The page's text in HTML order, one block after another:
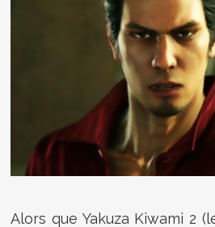
Alors que Yakuza Kiwami 2